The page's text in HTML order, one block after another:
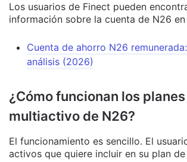
Los usuarios de Finect pueden
información sobre la cuenta de N26
Cuenta de ahorro N26
análisis (2026)
¿Cómo funcionan los
multiactivo de N26?
El funcionamiento es sencillo. El
activos que quiere incluir en su plan